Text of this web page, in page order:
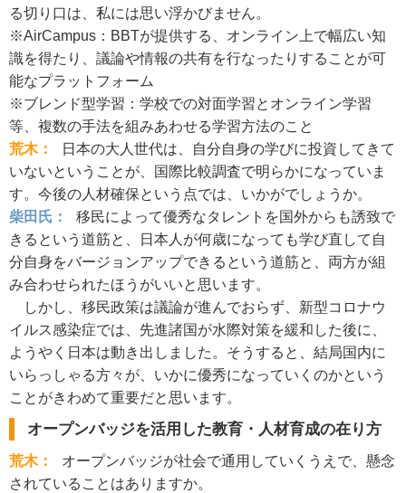
る切り口は、私には思い浮かびません。
※AirCampus：BBTが提供する、オンライン上で幅広い知
識を得たり、議論や情報の共有を行なったりすることが可
能なプラットフォーム
※ブレンド型学習：学校での対面学習とオンライン学習
等、複数の手法を組みあわせる学習方法のこと
荒木：
日本の大人世代は、自分自身の学びに投資してきて
いないということが、国際比較調査で明らかになっていま
す。今後の人材確保という点では、いかがでしょうか。
柴田氏：
移民によって優秀なタレントを国外からも誘致で
きるという道筋と、日本人が何歳になっても学び直して自
分自身をバージョンアップできるという道筋と、両方が組
み合わせられたほうがいいと思います。
しかし、移民政策は議論が進んでおらず、新型コロナウ
イルス感染症では、先進諸国が水際対策を緩和した後に、
ようやく日本は動き出しました。そうすると、結局国内に
いらっしゃる方々が、いかに優秀になっていくのかという
ことがきわめて重要だと思います。
オープンバッジを活用した教育・人材育成の在り方
荒木：
オープンバッジが社会で通用していくうえで、懸念
されていることはありますか。